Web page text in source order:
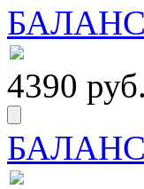
БАЛАНС
4390 руб.
БАЛАНС